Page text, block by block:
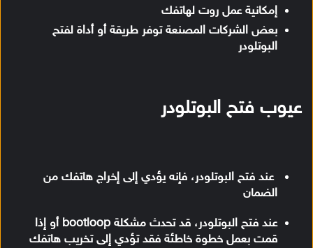
إمكانية عمل روت لهاتفك
بعض الشركات المصنعة توفر طريقة أو أداة لفتح
البوتلودر
عيوب فتح البوتلودر
عند فتح البوتلودر، فإنه يؤدي إلى إخراج هاتفك من
الضمان
عند فتح البوتلودر، قد تحدث مشكلة bootloop أو إذا
قمت بعمل خطوة خاطئة فقد تؤدي إلى تخريب هاتفك